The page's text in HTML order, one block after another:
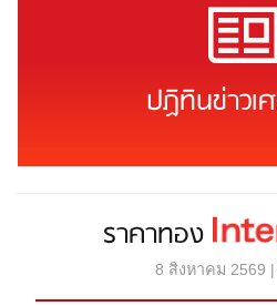
ปฏิทินข่าวเ
ราคาทอง
8 สิงหาคม 2569 |